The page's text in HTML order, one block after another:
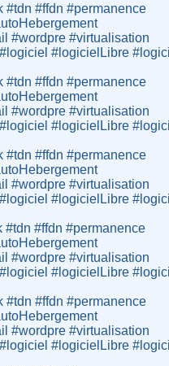
#tdn #ffdn #permanence
#wordpre #virtualisation
#logicielLibre
#tdn #ffdn #permanence
#wordpre #virtualisation
#logicielLibre
#tdn #ffdn #permanence
#wordpre #virtualisation
#logicielLibre
#tdn #ffdn #permanence
#wordpre #virtualisation
#logicielLibre
#tdn #ffdn #permanence
#wordpre #virtualisation
#logicielLibre